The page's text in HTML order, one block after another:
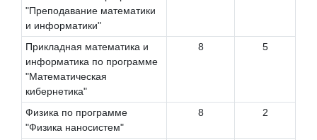
"Преподавание математики
и информатики"
Прикладная математика и
информатика по программе
"Математическая
кибернетика"
8 5
Физика по программе
"Физика наносистем"
8 2